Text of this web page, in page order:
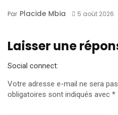
Par Placide Mbia 5 août 2026
Laisser une
Social connect:
Votre adresse e-mail ne sera
obligatoires sont indiqués avec *